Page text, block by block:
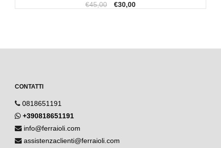
€45,00 €30,00
CONTATTI
0818651191
+390818651191
info@ferraioli.com
assistenzaclienti@ferraioli.com